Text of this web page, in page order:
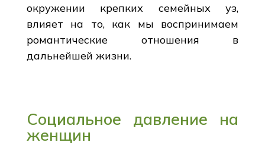
окружении крепких семейных уз,
влияет на то, как мы воспринимаем
романтические отношения в
дальнейшей жизни.
Социальное давление на
женщин